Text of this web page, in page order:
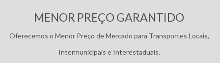
MENOR PREÇO GARANTIDO
Oferecemos o Menor Preço de Mercado para Transportes Locais,
Intermunicipais e Interestaduais.